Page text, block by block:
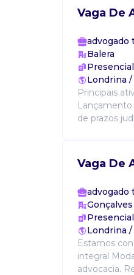
Vaga De
advogado
Balera
Presencial
Londrina /
Principais
de prazos
Vaga De
advogado
Presencial
Londrina /
Estamos
integral
advocacia.